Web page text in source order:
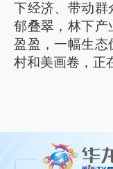
下经济、带动群
郁叠翠，林下产
盈盈，一幅生态
村和美画卷，正